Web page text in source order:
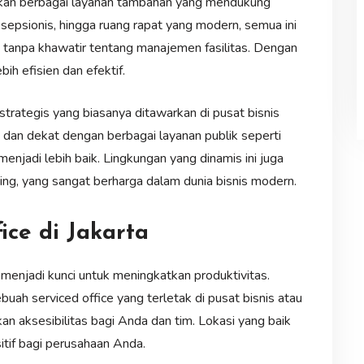
hingga ruang rapat yang modern, semua ini
khawatir tentang manajemen fasilitas. Dengan
efisien dan efektif.
yang biasanya ditawarkan di pusat bisnis
dekat dengan berbagai layanan publik seperti
lebih baik. Lingkungan yang dinamis ini juga
yang sangat berharga dalam dunia bisnis modern.
di Jakarta
kunci untuk meningkatkan produktivitas.
serviced office yang terletak di pusat bisnis atau
aksesibilitas bagi Anda dan tim. Lokasi yang baik
bagi perusahaan Anda.